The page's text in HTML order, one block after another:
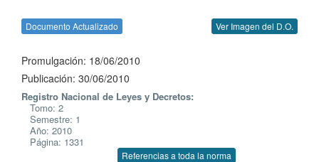
Documento Actualizado Ver Imagen del D.O.
Promulgación: 18/06/2010
Publicación: 30/06/2010
Registro Nacional de Leyes y Decretos:
Tomo: 2
Semestre: 1
Año: 2010
Página: 1331
Referencias a toda la norma